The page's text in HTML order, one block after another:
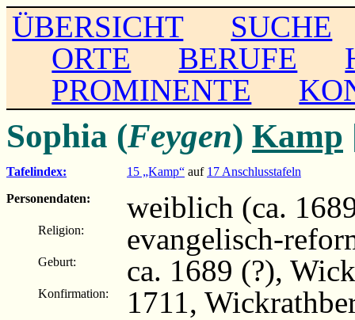
ÜBERSICHT
SUCHE
ORTE
BERUFE
PROMINENTE
Sophia (Feygen) Kamp
Tafelindex: 15 „Kamp“ auf 17 Anschlusstafeln
Personendaten:
weiblich (ca.
Religion: evangelisch-
Geburt: ca. 1689 (?),
Konfirmation: 1711,